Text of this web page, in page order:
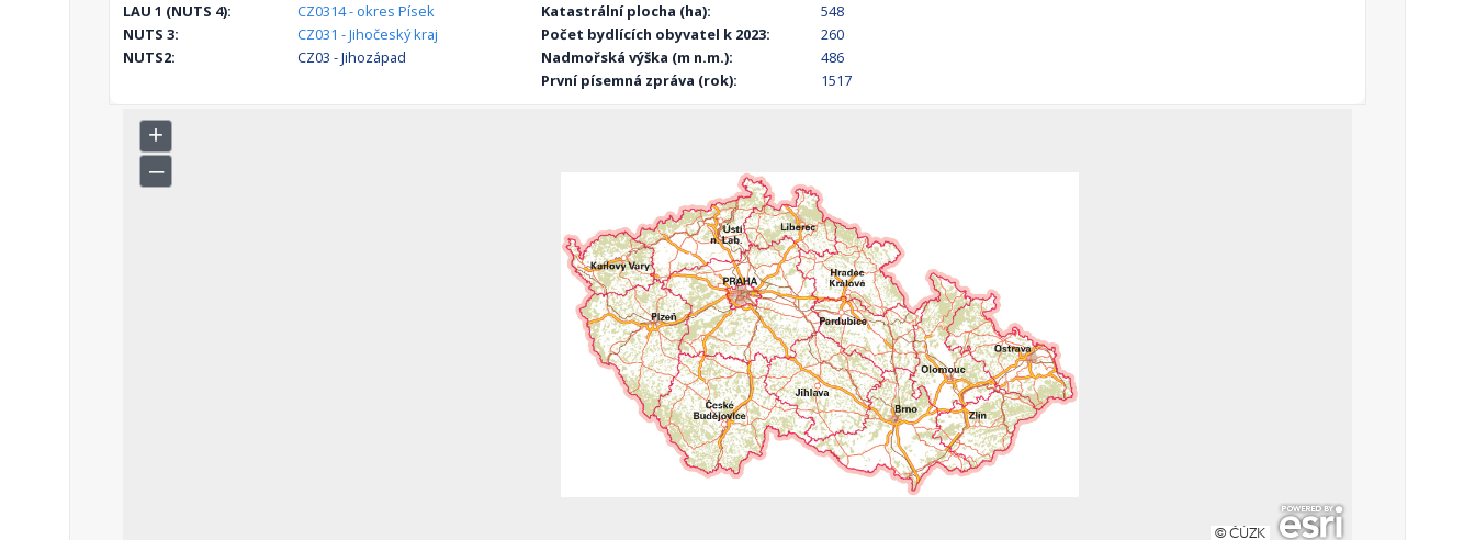
LAU 1 (NUTS 4):
CZ0314 - okres Písek
NUTS 3:
CZ031 - Jihočeský kraj
NUTS2:
CZ03 - Jihozápad
Katastrální plocha (ha):
548
Počet bydlících obyvatel k 2023:
260
Nadmořská výška (m n.m.):
486
První písemná zpráva (rok):
1517